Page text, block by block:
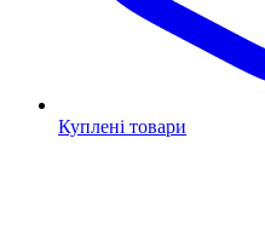
Куплені товари